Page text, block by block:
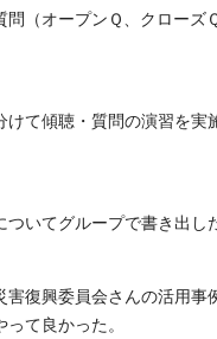
（オープンＱ、クローズ
けて傾聴・質問の演習を実
いてグループで書き出し
り）
復興委員会さんの活用事
えてやって良かった。